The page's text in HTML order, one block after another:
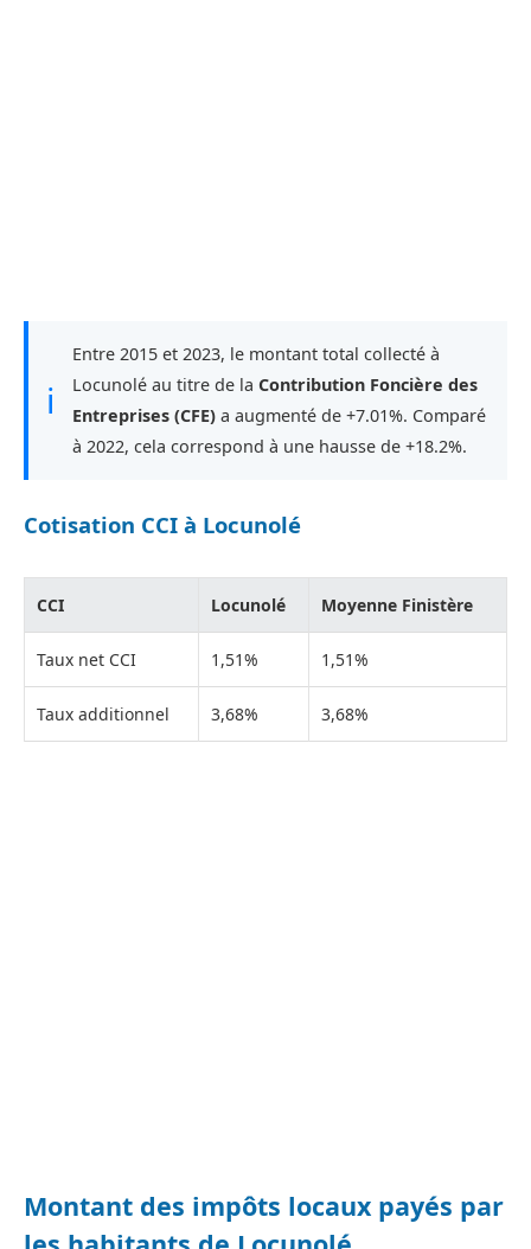
ℹ
Entre 2015 et 2023, le montant total collecté à
Locunolé au titre de la Contribution Foncière des
Entreprises (CFE) a augmenté de +7.01%. Comparé
à 2022, cela correspond à une hausse de +18.2%.
Cotisation CCI à Locunolé
CCI Locunolé Moyenne Finistère
Taux net CCI 1,51% 1,51%
Taux additionnel 3,68% 3,68%
Montant des impôts locaux payés par